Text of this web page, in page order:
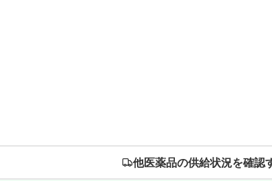
他医薬品の供給状況を確認